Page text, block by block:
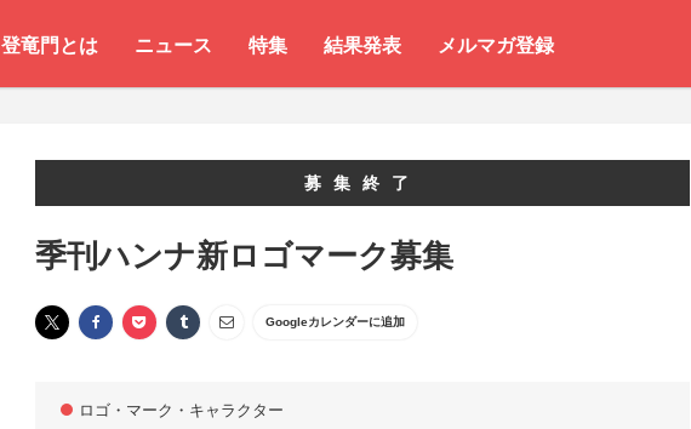
登竜門とは ニュース 特集 結果発表 メルマガ登録
募集終了
季刊ハンナ新ロゴマーク募集
Googleカレンダーに追加
ロゴ・マーク・キャラクター